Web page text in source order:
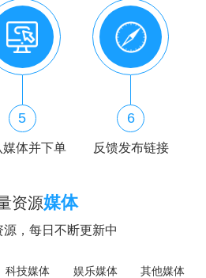
5
媒体并下单
6
反馈发布链接
资源媒体
，每日不断更新中
科技媒体 娱乐媒体 其他媒体